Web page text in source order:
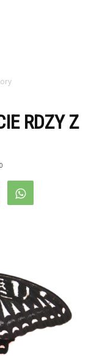
RDZY Z
0